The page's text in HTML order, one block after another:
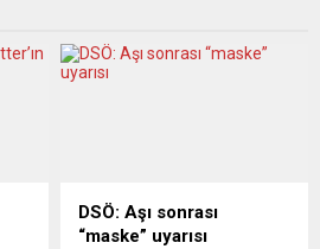
DSÖ: Aşı sonrası
“maske” uyarısı